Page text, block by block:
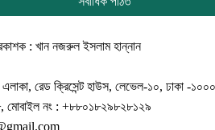
: খান নজরুল ইসলাম হান্নান
এলাকা, রেড ক্রিসেন্ট হাউস, লেভেল-১০, ঢাকা -
মোবাইল নং : +৮৮০১৮২৯৮২৮১২৯